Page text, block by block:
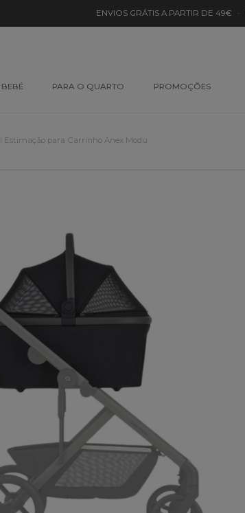
ENVIOS GRÁTIS A PARTIR DE 49€ ·
PARA O QUARTO PROMOÇÕES
Estimação para Carrinho Anex Modu